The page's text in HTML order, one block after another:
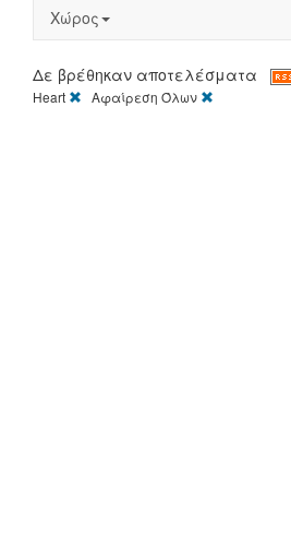
Χώρος
Δε βρέθηκαν αποτελέσματα
Heart
[X]Αφαίρεση Όλων